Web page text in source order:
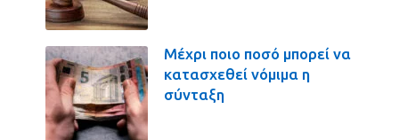
Μέχρι ποιο ποσό μπορεί να
κατασχεθεί νόμιμα η
σύνταξη